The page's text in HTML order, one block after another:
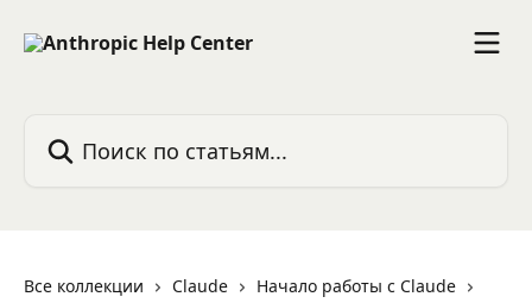
Все коллекции Claude
Начало работы с Claude